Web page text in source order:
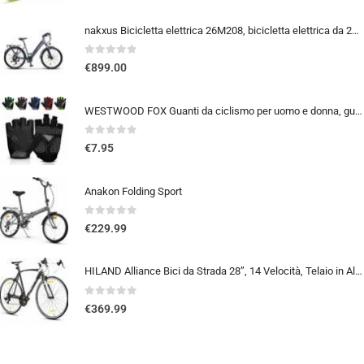
nakxus Bicicletta elettrica 26M208, bicicletta elettrica da 26″, da trekking, con batteria al litio da 36 V, 12,5 Ah, fino a 100 KM, motore da 250 W, compatibile con l’UE, colore: grigio
0out of 5
€899.00
WESTWOOD FOX Guanti da ciclismo per uomo e donna, guanti unisex con imbottitura in gel antiscivolo, traspiranti, con palmo pe
0out of 5
€7.95
Anakon Folding Sport
0out of 5
€229.99
HILAND Alliance Bici da Strada 28”, 14 Velocità, Telaio in Alluminio da 49/53/57 cm, 700C Bicicletta da Città e da Pendola…
0out of 5
€369.99